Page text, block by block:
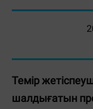
Темір
шалдығатын